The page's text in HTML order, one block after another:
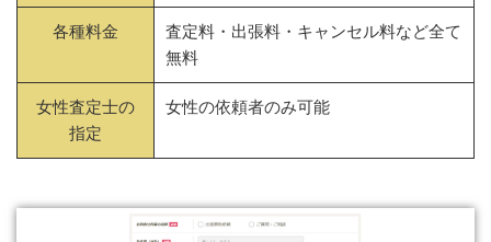
各種料金
査定料・出張料・キャンセル料など全て
無料
女性査定士の
指定
女性の依頼者のみ可能